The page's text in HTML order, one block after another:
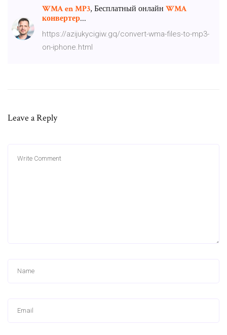
WMAenMP3, Бесплатный онлайн WMA
конвертер...
https://azijukycigiw.gq/convert-wma-files-to-mp3-
on-iphone.html
Leave a Reply